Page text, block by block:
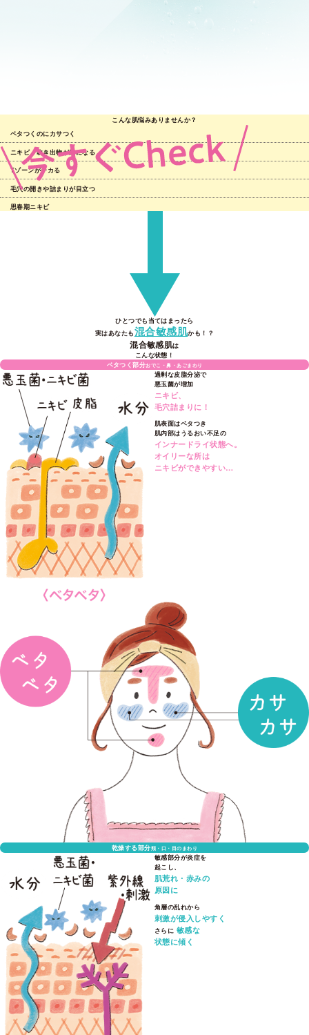
こんな肌悩みありませんか？
ベタつくのにカサつく
ニキビ・吹き出物が気になる
Tゾーンがテカる
毛穴の開きや詰まりが目立つ
思春期ニキビ
ひとつでも当てはまったら
実はあなたも混合敏感肌かも！？
混合敏感肌は
こんな状態！
ベタつく部分おでこ・鼻・あごまわり
過剰な皮脂分泌で
悪玉菌が増加
ニキビ、
毛穴詰まりに！
肌表面はベタつき
肌内部はうるおい不足の
インナードライ状態へ。
オイリーな所は
ニキビができやすい…
乾燥する部分頬・口・目のまわり
敏感部分が炎症を
起こし、
肌荒れ・赤みの
原因に
角層の乱れから
刺激が侵入しやすく
さらに 敏感な
状態に傾く